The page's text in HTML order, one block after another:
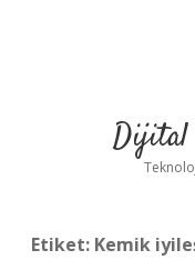
Dijital
Etiket: Kemik